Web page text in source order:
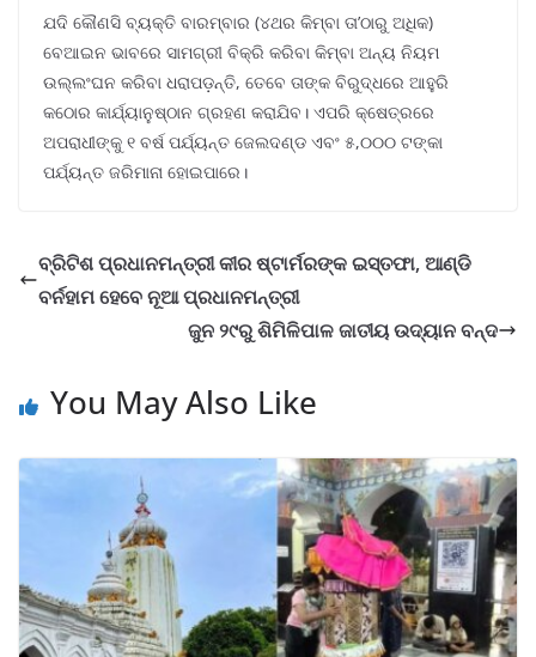
ଯଦି କୌଣସି ବ୍ୟକ୍ତି ବାରମ୍ବାର (୪ଥର କିମ୍ବା ତା’ଠାରୁ ଅଧିକ)
ବେଆଇନ ଭାବରେ ସାମଗ୍ରୀ ବିକ୍ରି କରିବା କିମ୍ବା ଅନ୍ୟ ନିୟମ
ଉଲ୍ଲଂଘନ କରିବା ଧରାପଡ଼ନ୍ତି, ତେବେ ତାଙ୍କ ବିରୁଦ୍ଧରେ ଆହୁରି
କଠୋର କାର୍ଯ୍ୟାନୁଷ୍ଠାନ ଗ୍ରହଣ କରାଯିବ। ଏପରି କ୍ଷେତ୍ରରେ
ଅପରାଧୀଙ୍କୁ ୧ ବର୍ଷ ପର୍ଯ୍ୟନ୍ତ ଜେଲଦଣ୍ଡ ଏବଂ ୫,୦୦୦ ଟଙ୍କା
ପର୍ଯ୍ୟନ୍ତ ଜରିମାନା ହୋଇପାରେ।
ବ୍ରିଟିଶ ପ୍ରଧାନମନ୍ତ୍ରୀ କୀର ଷ୍ଟାର୍ମରଙ୍କ ଇସ୍ତଫା, ଆଣ୍ଡି
ବର୍ନହାମ ହେବେ ନୂଆ ପ୍ରଧାନମନ୍ତ୍ରୀ
ଜୁନ ୨୯ରୁ ଶିମିଳିପାଳ ଜାତୀୟ ଉଦ୍ୟାନ ବନ୍ଦ
You May Also Like